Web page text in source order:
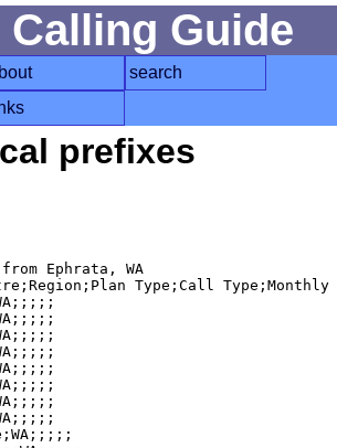
Calling Guide
search
prefixes
Ephrata, WA
Type;Call